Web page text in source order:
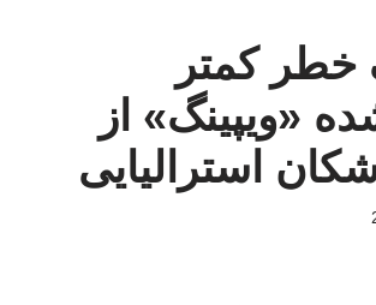
خطر کمتر
«ویپینگ» از
استرالیایی